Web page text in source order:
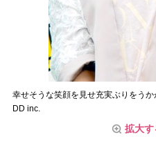
幸せそうな笑顔を見せ充実ぶりをう
DD inc.
拡大す